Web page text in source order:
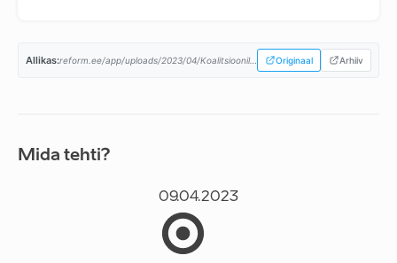
Allikas: reform.ee/app/uploads/2023/04/Koalitsioonilepe-08.04.2023a-1.pdf... Originaal Arhiiv
Mida tehti?
09.04.2023